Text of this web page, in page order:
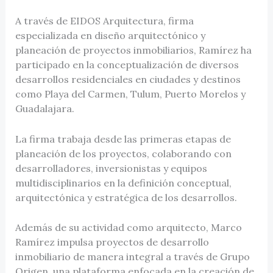
A través de EIDOS Arquitectura, firma
especializada en diseño arquitectónico y
planeación de proyectos inmobiliarios, Ramírez ha
participado en la conceptualización de diversos
desarrollos residenciales en ciudades y destinos
como Playa del Carmen, Tulum, Puerto Morelos y
Guadalajara.
La firma trabaja desde las primeras etapas de
planeación de los proyectos, colaborando con
desarrolladores, inversionistas y equipos
multidisciplinarios en la definición conceptual,
arquitectónica y estratégica de los desarrollos.
Además de su actividad como arquitecto, Marco
Ramírez impulsa proyectos de desarrollo
inmobiliario de manera integral a través de Grupo